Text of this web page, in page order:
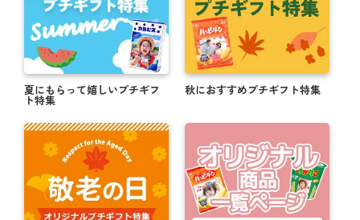
夏にもらって嬉しいプチギフ
ト特集
秋におすすめプチギフト特集